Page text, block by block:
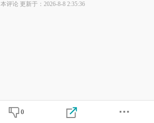
本评论 更新于：2026-8-8 2:35:36
0